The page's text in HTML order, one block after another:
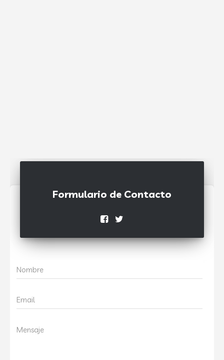
Formulario de Contacto
Nombre
Email
Mensaje